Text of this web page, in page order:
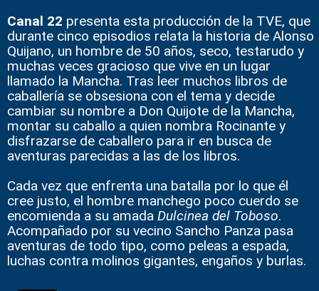
Canal 22 presenta esta producción de la TVE, que
durante cinco episodios relata la historia de Alonso
Quijano, un hombre de 50 años, seco, testarudo y
muchas veces gracioso que vive en un lugar
llamado la Mancha. Tras leer muchos libros de
caballería se obsesiona con el tema y decide
cambiar su nombre a Don Quijote de la Mancha,
montar su caballo a quien nombra Rocinante y
disfrazarse de caballero para ir en busca de
aventuras parecidas a las de los libros.
Cada vez que enfrenta una batalla por lo que él
cree justo, el hombre manchego poco cuerdo se
encomienda a su amada Dulcinea del Toboso.
Acompañado por su vecino Sancho Panza pasa
aventuras de todo tipo, como peleas a espada,
luchas contra molinos gigantes, engaños y burlas.